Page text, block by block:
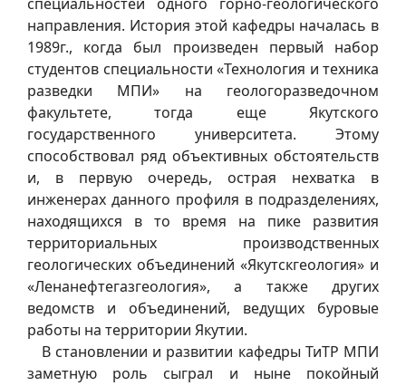
направления. История этой кафедры началась в
1989г., когда был произведен первый набор
студентов специальности «Технология и техника
разведки МПИ» на геологоразведочном
факультете, тогда еще Якутского
государственного университета. Этому
способствовал ряд объективных обстоятельств
и, в первую очередь, острая нехватка в
инженерах данного профиля в подразделениях,
находящихся в то время на пике развития
территориальных производственных
геологических объединений «Якутскгеология» и
«Ленанефтегазгеология», а также других
ведомств и объединений, ведущих буровые
работы на территории Якутии.
В становлении и развитии кафедры ТиТР МПИ
заметную роль сыграл и ныне покойный